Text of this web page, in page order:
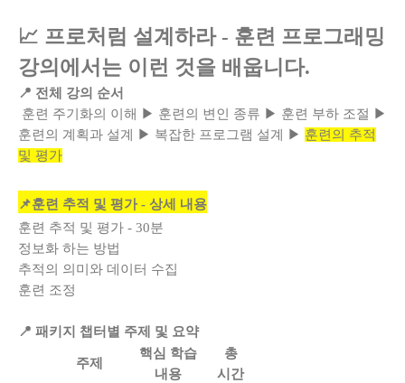
📈 프로처럼 설계하라 - 훈련 프로그래밍
강의에서는 이런 것을 배웁니다.
📍 전체 강의 순서
훈련 주기화의 이해 ▶ 훈련의 변인 종류 ▶ 훈련 부하 조절 ▶
훈련의 계획과 설계 ▶ 복잡한 프로그램 설계 ▶ 훈련의 추적
및 평가
📌훈련 추적 및 평가 - 상세 내용
훈련 추적 및 평가 - 30분
정보화 하는 방법
추적의 의미와 데이터 수집
훈련 조정
📍 패키지 챕터별 주제 및 요약
주제
핵심 학습
내용
총
시간